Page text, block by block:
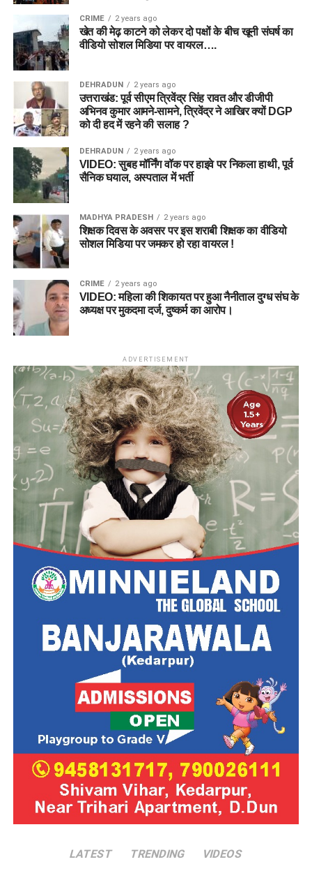
CRIME 2 years ago
खेत की मेढ़ काटने को लेकर दो पक्षों के बीच खूनी संघर्ष का
वीडियो सोशल मिडिया पर वायरल….
DEHRADUN 2 years ago
उत्तराखंड: पूर्व सीएम त्रिवेंद्र सिंह रावत और डीजीपी
अभिनव कुमार आमने-सामने, त्रिवेंद्र ने आखिर क्यों DGP
को दी हद में रहने की सलाह ?
DEHRADUN 2 years ago
VIDEO: सुबह मॉर्निंग वॉक पर हाइवे पर निकला हाथी, पूर्व
सैनिक घयाल, अस्पताल में भर्ती
MADHYA PRADESH 2 years ago
शिक्षक दिवस के अवसर पर इस शराबी शिक्षक का वीडियो
सोशल मिडिया पर जमकर हो रहा वायरल !
CRIME 2 years ago
VIDEO: महिला की शिकायत पर हुआ नैनीताल दुग्ध संघ के
अध्यक्ष पर मुकदमा दर्ज, दुष्कर्म का आरोप।
ADVERTISEMENT
LATEST TRENDING VIDEOS